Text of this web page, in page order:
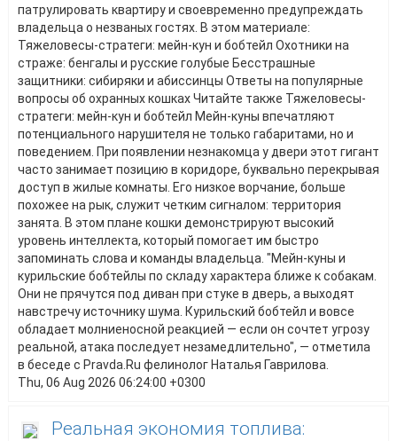
патрулировать квартиру и своевременно предупреждать
владельца о незваных гостях. В этом материале:
Тяжеловесы-стратеги: мейн-кун и бобтейл Охотники на
страже: бенгалы и русские голубые Бесстрашные
защитники: сибиряки и абиссинцы Ответы на популярные
вопросы об охранных кошках Читайте также Тяжеловесы-
стратеги: мейн-кун и бобтейл Мейн-куны впечатляют
потенциального нарушителя не только габаритами, но и
поведением. При появлении незнакомца у двери этот гигант
часто занимает позицию в коридоре, буквально перекрывая
доступ в жилые комнаты. Его низкое ворчание, больше
похожее на рык, служит четким сигналом: территория
занята. В этом плане кошки демонстрируют высокий
уровень интеллекта, который помогает им быстро
запоминать слова и команды владельца. "Мейн-куны и
курильские бобтейлы по складу характера ближе к собакам.
Они не прячутся под диван при стуке в дверь, а выходят
навстречу источнику шума. Курильский бобтейл и вовсе
обладает молниеносной реакцией — если он сочтет угрозу
реальной, атака последует незамедлительно", — отметила
в беседе с Pravda.Ru фелинолог Наталья Гаврилова.
Thu, 06 Aug 2026 06:24:00 +0300
Реальная экономия топлива: